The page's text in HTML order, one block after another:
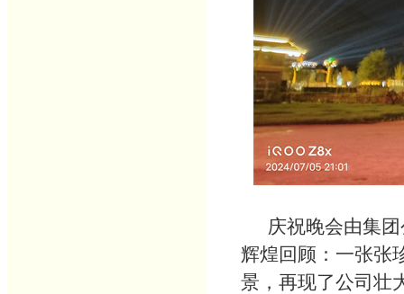
庆祝晚会由集团
辉煌回顾：一张张
景，再现了公司壮